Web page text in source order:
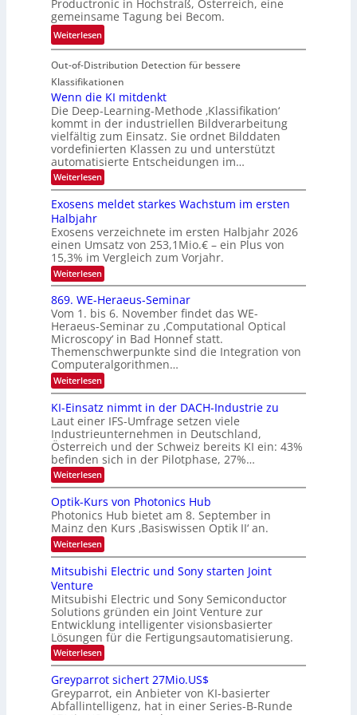
k
e
i
e
n
i
n
V
I
S
I
O
N
T
e
c
h
T
a
k
s
d
T
o
r
e
n
a
u
f
d
e
r
V
S
I
O
N
2
0
2
6
Productronic in Hochstraß, Österreich, eine
gemeinsame Tagung bei Becom.
Weiterlesen:
T
a
g
u
n
g
z
u
E
l
e
t
r
o
n
k
-
u
n
d
B
i
l
d
v
e
r
a
r
b
e
i
n
g
s
-
T
e
n
Out-of-Distribution Detection für bessere
Klassifikationen
Wenn die KI mitdenkt
Die Deep-Learning-Methode ‚Klassifikation‘
kommt in der industriellen Bildverarbeitung
vielfältig zum Einsatz. Sie ordnet Bilddaten
vordefinierten Klassen zu und unterstützt
automatisierte Entscheidungen im…
Weiterlesen:
W
n
d
i
e
K
I
m
i
t
d
e
n
k
t
Exosens meldet starkes Wachstum im ersten
Halbjahr
Exosens verzeichnete im ersten Halbjahr 2026
einen Umsatz von 253,1Mio.€ – ein Plus von
15,3% im Vergleich zum Vorjahr.
Weiterlesen:
E
x
o
s
e
n
s
m
e
l
d
e
t
s
t
a
r
k
e
W
a
c
h
s
u
i
m
e
r
s
t
e
n
H
a
l
869. WE-Heraeus-Seminar
Vom 1. bis 6. November findet das WE-
Heraeus-Seminar zu ‚Computational Optical
Microscopy‘ in Bad Honnef statt.
Themenschwerpunkte sind die Integration von
Computeralgorithmen…
Weiterlesen:
8
9
.
W
E
-
H
e
r
a
e
u
s
-
S
e
n
a
r
KI-Einsatz nimmt in der DACH-Industrie zu
Laut einer IFS-Umfrage setzen viele
Industrieunternehmen in Deutschland,
Österreich und der Schweiz bereits KI ein: 43%
befinden sich in der Pilotphase, 27%…
Weiterlesen:
K
-
E
i
n
s
t
n
m
m
t
i
n
d
e
r
D
Optik-Kurs von Photonics Hub
Photonics Hub bietet am 8. September in
Mainz den Kurs ‚Basiswissen Optik II‘ an.
Weiterlesen:
O
p
t
k
-
K
u
r
s
v
o
n
P
h
Mitsubishi Electric und Sony starten Joint
Venture
Mitsubishi Electric und Sony Semiconductor
Solutions gründen ein Joint Venture zur
Entwicklung intelligenter visionsbasierter
Lösungen für die Fertigungsautomatisierung.
Weiterlesen:
M
t
s
u
Greyparrot sichert 27Mio.US$
Greyparrot, ein Anbieter von KI-basierter
Abfallintelligenz, hat in einer Series-B-Runde